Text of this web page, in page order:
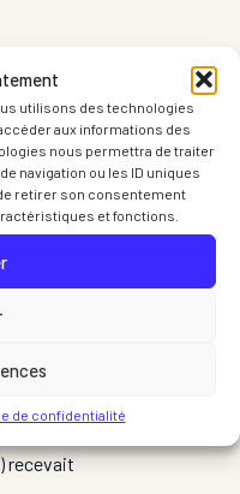
utilisons des technologies
aux informations des
nous permettra de traiter
navigation ou les ID uniques
retirer son consentement
et fonctions.
de confidentialité
recevait